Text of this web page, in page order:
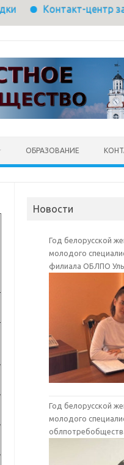
центр заказ товаров
ОБРАЗОВАНИЕ
Новости
Год белорусской
молодого
филиала ОБЛПО
Год белорусской
молодого